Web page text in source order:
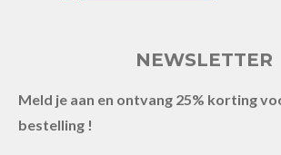
NEWSLETTER
Meld je aan en ontvang 25% korting
bestelling !